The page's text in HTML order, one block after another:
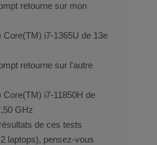
retourne sur mon
Core(TM) i7-1365U de 13e
retourne sur l'autre
Core(TM) i7-11850H de
GHz
de ces tests
laptops), pensez-vous